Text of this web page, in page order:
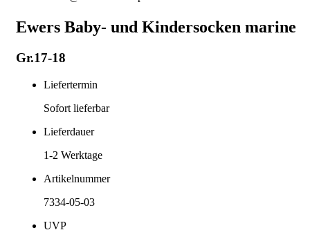
Ewers Baby- und Kindersocken marine
Gr.17-18
Liefertermin
Sofort lieferbar
Lieferdauer
1-2 Werktage
Artikelnummer
7334-05-03
UVP